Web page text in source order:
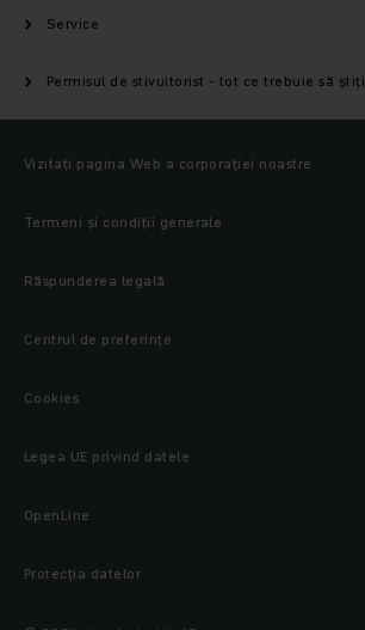
Service
Permisul de stivuitorist - tot ce trebuie să știți
Vizitați pagina Web a corporației noastre
Termeni și condiții generale
Răspunderea legală
Centrul de preferințe
Cookies
Legea UE privind datele
OpenLine
Protecţia datelor